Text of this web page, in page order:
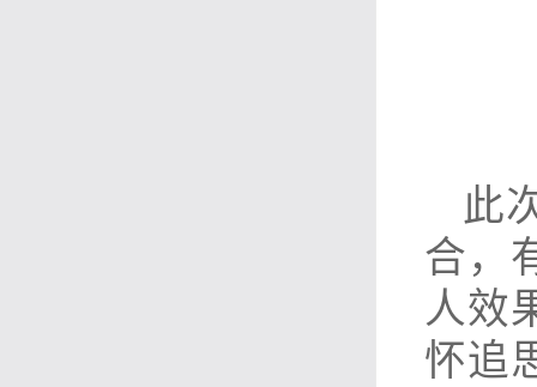
此
合，
人效
怀追